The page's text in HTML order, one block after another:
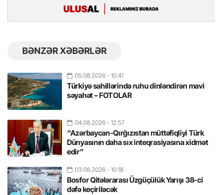
BƏNZƏR XƏBƏRLƏR
05.08.2026 - 10:41
Türkiyə sahillərində ruhu dinləndirən mavi
səyahət – FOTOLAR
04.08.2026 - 12:57
“Azərbaycan-Qırğızıstan müttəfiqliyi Türk
Dünyasının daha sıx inteqrasiyasına xidmət
edir”
03.08.2026 - 10:18
Bosfor Qitələrarası Üzgüçülük Yarışı 38-ci
dəfə keçiriləcək